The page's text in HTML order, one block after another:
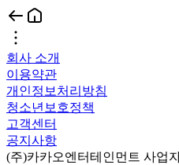
회사 소개
이용약관
개인정보처리방침
청소년보호정책
고객센터
공지사항
(주)카카오엔터테인먼트 사업